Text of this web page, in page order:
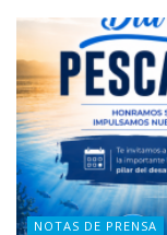
NOTAS DE PRENSA